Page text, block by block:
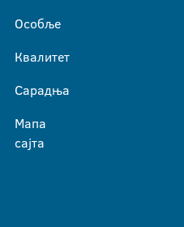
Особље
Квалитет
Сарадња
Мапа
сајта